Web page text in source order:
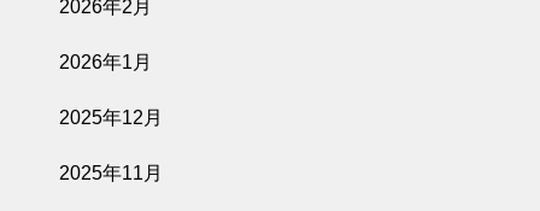
2026年2月
2026年1月
2025年12月
2025年11月